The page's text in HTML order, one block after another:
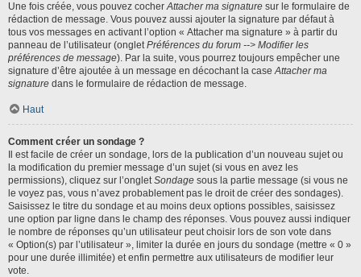
Une fois créée, vous pouvez cocherAttacher ma signature sur le formulaire de
rédaction de message. Vous pouvez aussi ajouter la signature par défaut à
tous vos messages en activant l’option « Attacher ma signature » à partir du
panneau de l’utilisateur (ongletPréférences du forum --> Modifier les
préférences de message). Par la suite, vous pourrez toujours empêcher une
signature d’être ajoutée à un message en décochant la caseAttacher ma
signature dans le formulaire de rédaction de message.
Haut
Comment créer un sondage ?
Il est facile de créer un sondage, lors de la publication d’un nouveau sujet ou
la modification du premier message d’un sujet (si vous en avez les
permissions), cliquez sur l’ongletSondage sous la partie message (si vous ne
le voyez pas, vous n’avez probablement pas le droit de créer des sondages).
Saisissez le titre du sondage et au moins deux options possibles, saisissez
une option par ligne dans le champ des réponses. Vous pouvez aussi indiquer
le nombre de réponses qu’un utilisateur peut choisir lors de son vote dans
« Option(s) par l’utilisateur », limiter la durée en jours du sondage (mettre « 0 »
pour une durée illimitée) et enfin permettre aux utilisateurs de modifier leur
vote.